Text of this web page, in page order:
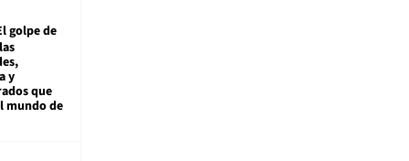
golpe de
y
que
mundo de